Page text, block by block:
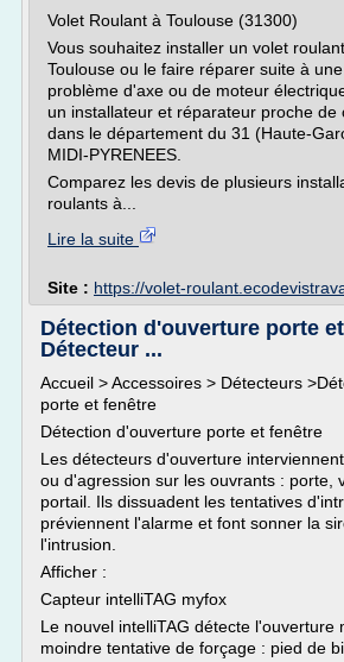
Volet Roulant à Toulouse (31300)
Vous souhaitez installer un volet
Toulouse ou le faire réparer suite à
problème d'axe ou de moteur
un installateur et réparateur proche de
dans le département du 31 (Haute-
MIDI-PYRENEES.
Comparez les devis de plusieurs
roulants à...
Lire la suite
Site : https://volet-
Détection d'ouverture porte
Détecteur ...
Accueil > Accessoires > Détecteurs
porte et fenêtre
Détection d'ouverture porte et fenêtre
Les détecteurs d'ouverture
ou d'agression sur les ouvrants : porte,
portail. Ils dissuadent les tentatives
préviennent l'alarme et font sonner la
l'intrusion.
Afficher :
Capteur intelliTAG myfox
Le nouvel intelliTAG détecte l'ouverture
moindre tentative de forçage : pied de